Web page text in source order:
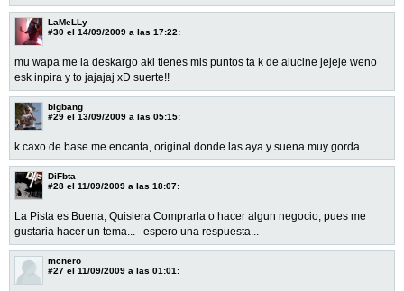
LaMeLLy
#30 el 14/09/2009 a las 17:22:
mu wapa me la deskargo aki tienes mis puntos ta k de alucine jejeje weno
esk inpira y to jajajaj xD suerte!!
bigbang
#29 el 13/09/2009 a las 05:15:
k caxo de base me encanta, original donde las aya y suena muy gorda
DiFbta
#28 el 11/09/2009 a las 18:07:
La Pista es Buena, Quisiera Comprarla o hacer algun negocio, pues me
gustaria hacer un tema... espero una respuesta...
mcnero
#27 el 11/09/2009 a las 01:01: